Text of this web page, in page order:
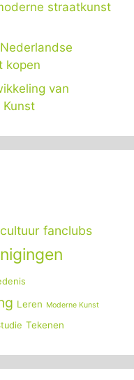
straatkunst
kopen
van
fanclubs
Leren Moderne Kunst
Tekenen